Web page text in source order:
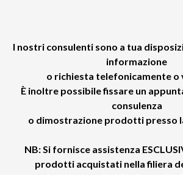
I nostri consulenti sono a tua
informazione
o richiesta telefonicamente o
È inoltre possibile fissare un
consulenza
o dimostrazione prodotti presso
NB: Si fornisce assistenza
prodotti acquistati nella filiera